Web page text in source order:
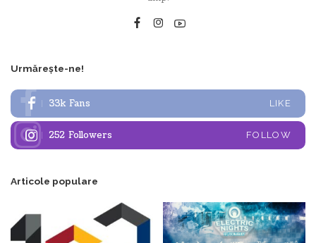
Urmărește-ne!
33k Fans LIKE
252 Followers FOLLOW
Articole populare